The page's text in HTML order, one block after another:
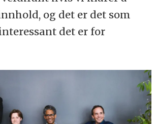
og det er det som
det er for